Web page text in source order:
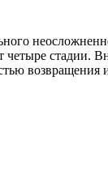
стадии.